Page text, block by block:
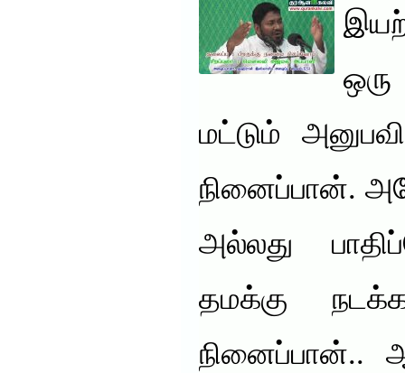
மட்டும்
நினைப்பான்.
அல்லது
தமக்கு
நினைப்பான்..